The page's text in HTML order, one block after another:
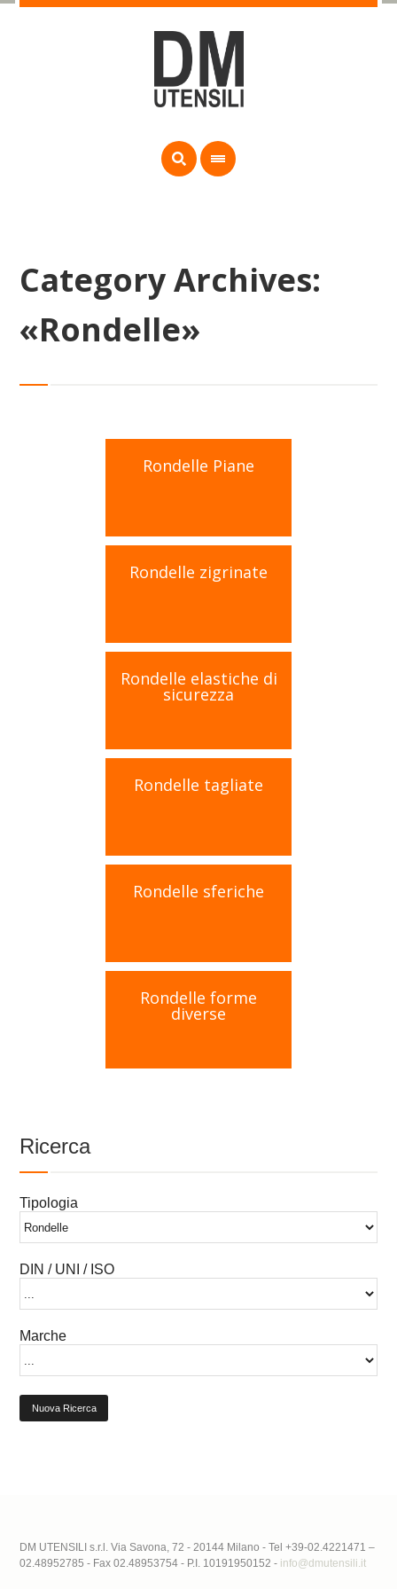
Category Archives:
«Rondelle»
Rondelle Piane
Rondelle zigrinate
Rondelle elastiche di
sicurezza
Rondelle tagliate
Rondelle sferiche
Rondelle forme
diverse
Ricerca
Tipologia
DIN / UNI / ISO
Marche
Nuova Ricerca
DM UTENSILI s.r.l. Via Savona, 72 - 20144 Milano - Tel +39-02.4221471 –
02.48952785 - Fax 02.48953754 - P.I. 10191950152 - info@dmutensili.it